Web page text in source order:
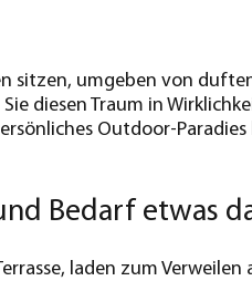
sitzen, umgeben von
diesen Traum in
Outdoor-
Bedarf etwas
laden zum Verweilen